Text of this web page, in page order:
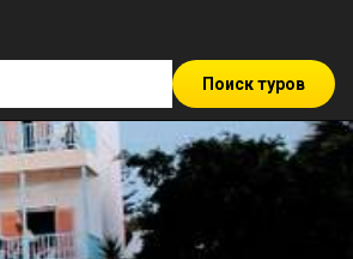
Поиск туров